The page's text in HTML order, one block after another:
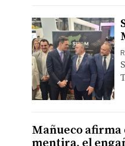
Mañueco afirma